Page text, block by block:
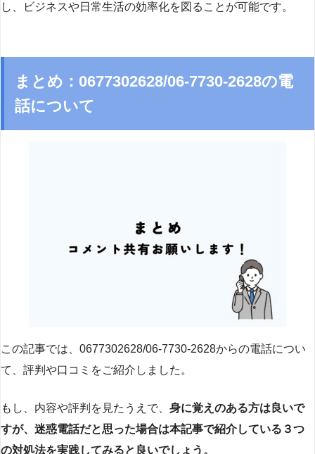
し、ビジネスや日常生活の効率化を図ることが可能です。
まとめ：0677302628/06-7730-2628の電
話について
この記事では、0677302628/06-7730-2628からの電話につい
て、評判や口コミをご紹介しました。
もし、内容や評判を見たうえで、 身に覚えのある方は良いで
すが、迷惑電話だと思った場合は本記事で紹介している３つ
の対処法を実践してみると良いでしょう。